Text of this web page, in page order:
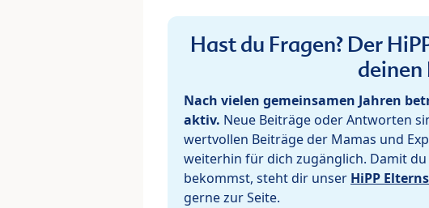
Hast du Fragen? Der
deinen
Nach vielen gemeinsamen Jahren
aktiv. Neue Beiträge oder Antworten
wertvollen Beiträge der Mamas und
weiterhin für dich zugänglich. Damit
bekommst, steht dir unser HiPP
gerne zur Seite.